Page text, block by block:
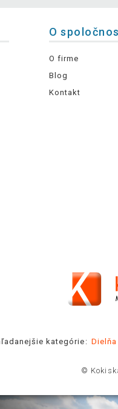
O
O firme
Blog
Kontakt
kategórie:
©